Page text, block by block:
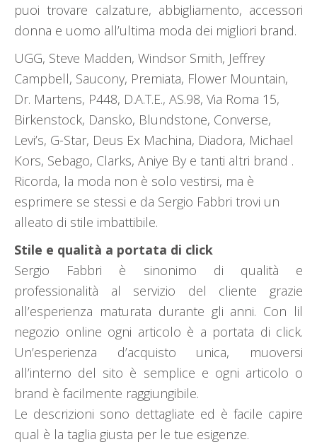
puoi trovare calzature, abbigliamento, accessori
donna e uomo all’ultima moda dei migliori brand.
UGG, Steve Madden, Windsor Smith, Jeffrey
Campbell, Saucony, Premiata, Flower Mountain,
Dr. Martens, P448, D.A.T.E., AS.98, Via Roma 15,
Birkenstock, Dansko, Blundstone, Converse,
Levi’s, G-Star, Deus Ex Machina, Diadora, Michael
Kors, Sebago, Clarks, Aniye By e tanti altri brand .
Ricorda, la moda non è solo vestirsi, ma è
esprimere se stessi e da Sergio Fabbri trovi un
alleato di stile imbattibile.
Stile e qualità a portata di click
Sergio Fabbri è sinonimo di qualità e
professionalità al servizio del cliente grazie
all’esperienza maturata durante gli anni. Con lil
negozio online ogni articolo è a portata di click.
Un’esperienza d’acquisto unica, muoversi
all’interno del sito è semplice e ogni articolo o
brand è facilmente raggiungibile.
Le descrizioni sono dettagliate ed è facile capire
qual è la taglia giusta per le tue esigenze.